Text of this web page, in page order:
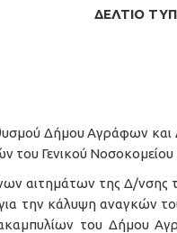
ΔΕΛΤΙΟ
Δήμου Αγράφων και
του Γενικού
της Δ/νσης
για την κάλυψη αναγκών
του Δήμου